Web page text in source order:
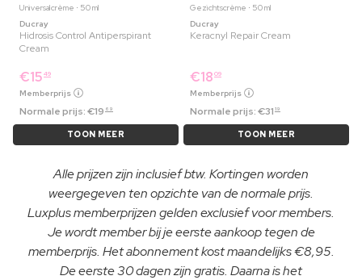
Universalcrème ⋅ 50 ml
Ducray
Hidrosis Control Antiperspirant
Cream
€15 49
Memberprijs
Normale prijs:€19 69
TOON MEER
Gezichtscrème ⋅ 50 ml
Ducray
Keracnyl Repair Cream
€18 09
Memberprijs
Normale prijs:€31 19
TOON MEER
Alle prijzen zijn inclusief btw. Kortingen worden
weergegeven ten opzichte van de normale prijs.
Luxplus memberprijzen gelden exclusief voor members.
Je wordt member bij je eerste aankoop tegen de
memberprijs. Het abonnement kost maandelijks €8,95.
De eerste 30 dagen zijn gratis. Daarna is het